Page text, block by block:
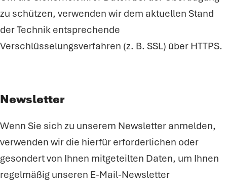
zu schützen, verwenden wir dem aktuellen Stand
der Technik entsprechende
Verschlüsselungsverfahren (z. B. SSL) über HTTPS.
Newsletter
Wenn Sie sich zu unserem Newsletter anmelden,
verwenden wir die hierfür erforderlichen oder
gesondert von Ihnen mitgeteilten Daten, um Ihnen
regelmäßig unseren E-Mail-Newsletter